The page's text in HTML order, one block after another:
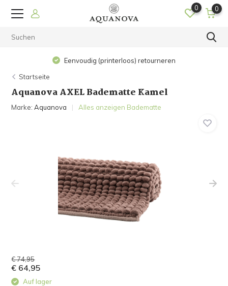
0 0
Eenvoudig (printerloos) retourneren
Startseite
Aquanova AXEL Badematte Kamel
Marke:Aquanova Alles anzeigen Badematte
€ 74,95
€ 64,95
Auf lager